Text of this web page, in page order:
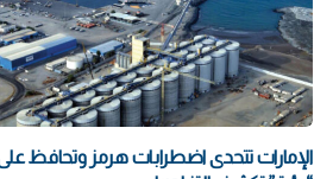
الإمارات تتحدى اضطرابات هرمز وتحافظ